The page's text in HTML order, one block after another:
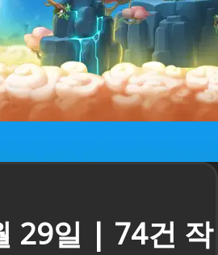
29일 | 74건 작